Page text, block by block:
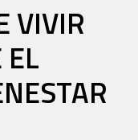
VIVIR
EL